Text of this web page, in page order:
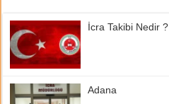
İcra Takibi Nedir ?
Adana